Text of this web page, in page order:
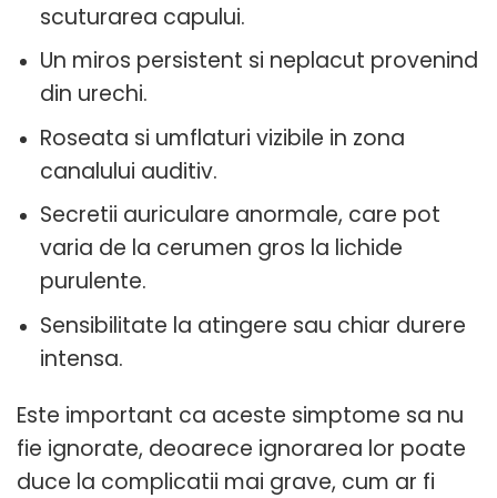
scuturarea capului.
Un miros persistent si neplacut provenind
din urechi.
Roseata si umflaturi vizibile in zona
canalului auditiv.
Secretii auriculare anormale, care pot
varia de la cerumen gros la lichide
purulente.
Sensibilitate la atingere sau chiar durere
intensa.
Este important ca aceste simptome sa nu
fie ignorate, deoarece ignorarea lor poate
duce la complicatii mai grave, cum ar fi